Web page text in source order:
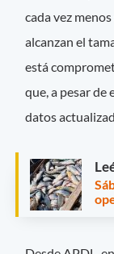
cada vez
alcanzan el
está
que, a pesar de
datos